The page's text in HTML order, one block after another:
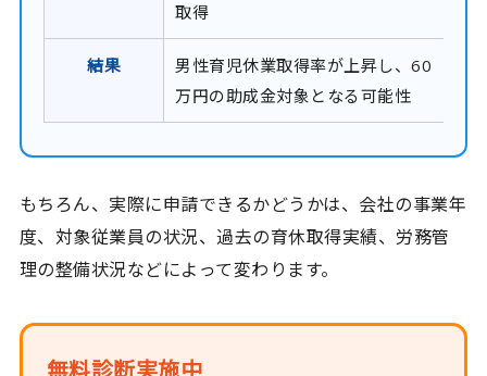
取得
結果
男性育児休業取得率が上昇し、60
万円の助成金対象となる可能性
もちろん、実際に申請できるかどうかは、会社の事業年
度、対象従業員の状況、過去の育休取得実績、労務管
理の整備状況などによって変わります。